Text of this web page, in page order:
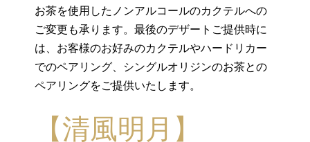
お茶を使用したノンアルコールのカクテルへの
ご変更も承ります。最後のデザートご提供時に
は、お客様のお好みのカクテルやハードリカー
でのペアリング、シングルオリジンのお茶との
ペアリングをご提供いたします。
【清風明月】